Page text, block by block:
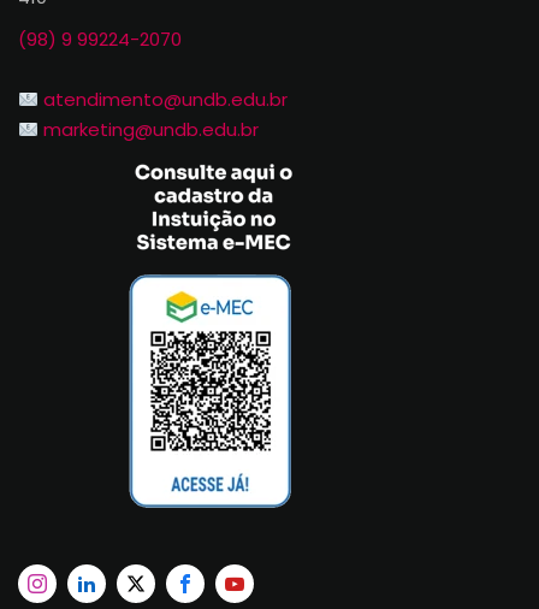
(98) 9 99224-2070
atendimento@undb.edu.br
marketing@undb.edu.br